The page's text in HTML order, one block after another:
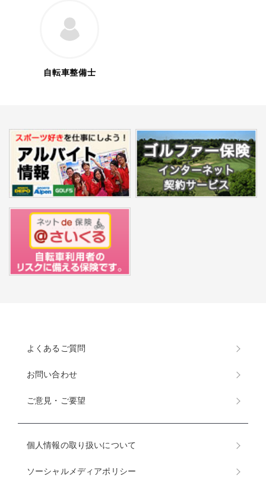
自転車整備士
よくあるご質問
お問い合わせ
ご意見・ご要望
個人情報の取り扱いについて
ソーシャルメディアポリシー